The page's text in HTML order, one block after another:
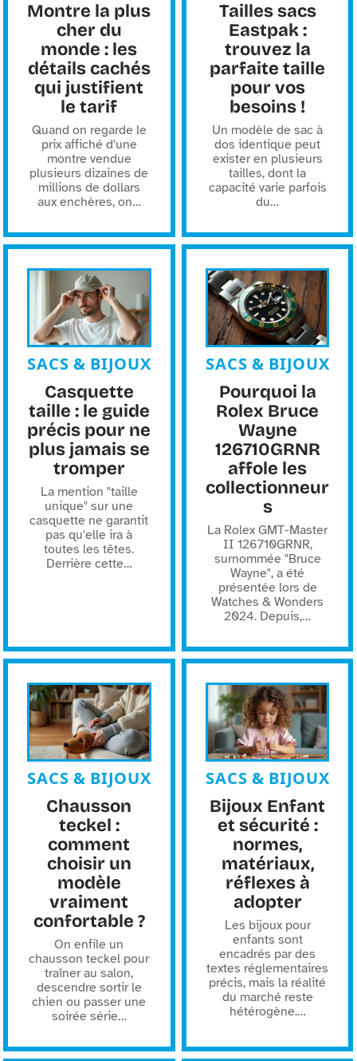
Montre la plus
cher du
monde : les
détails cachés
qui justifient
le tarif
Quand on regarde le
prix affiché d'une
montre vendue
plusieurs dizaines de
millions de dollars
aux enchères, on…
Tailles sacs
Eastpak :
trouvez la
parfaite taille
pour vos
besoins !
Un modèle de sac à
dos identique peut
exister en plusieurs
tailles, dont la
capacité varie parfois
du…
SACS & BIJOUX
Casquette
taille : le guide
précis pour ne
plus jamais se
tromper
La mention "taille
unique" sur une
casquette ne garantit
pas qu'elle ira à
toutes les têtes.
Derrière cette…
SACS & BIJOUX
Pourquoi la
Rolex Bruce
Wayne
126710GRNR
affole les
collectionneur
s
La Rolex GMT-Master
II 126710GRNR,
surnommée "Bruce
Wayne", a été
présentée lors de
Watches & Wonders
2024. Depuis,…
SACS & BIJOUX
Chausson
teckel :
comment
choisir un
modèle
vraiment
confortable ?
On enfile un
chausson teckel pour
traîner au salon,
descendre sortir le
chien ou passer une
soirée série…
SACS & BIJOUX
Bijoux Enfant
et sécurité :
normes,
matériaux,
réflexes à
adopter
Les bijoux pour
enfants sont
encadrés par des
textes réglementaires
précis, mais la réalité
du marché reste
hétérogène.…